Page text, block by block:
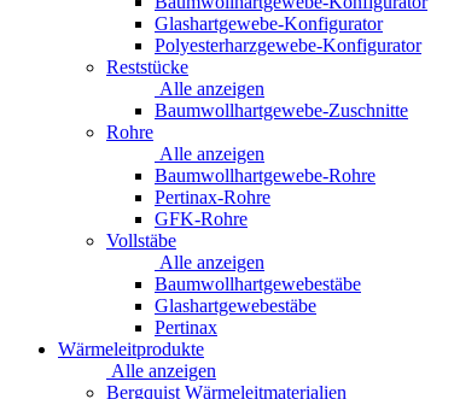
Glashartgewebe-Konfigurator
Polyesterharzgewebe-Konfigurator
Reststücke
Alle anzeigen
Baumwollhartgewebe-Zuschnitte
Rohre
Alle anzeigen
Baumwollhartgewebe-Rohre
Pertinax-Rohre
GFK-Rohre
Vollstäbe
Alle anzeigen
Baumwollhartgewebestäbe
Glashartgewebestäbe
Pertinax
Wärmeleitprodukte
Alle anzeigen
Bergquist Wärmeleitmaterialien